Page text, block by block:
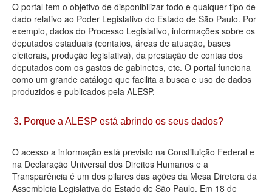
Agenda
Perguntas frequentes
Contato
O portal tem o objetivo de disponibilizar todo e qualquer tipo de
dado relativo ao Poder Legislativo do Estado de São Paulo. Por
exemplo, dados do Processo Legislativo, informações sobre os
deputados estaduais (contatos, áreas de atuação, bases
eleitorais, produção legislativa), da prestação de contas dos
deputados com os gastos de gabinetes, etc. O portal funciona
como um grande catálogo que facilita a busca e uso de dados
produzidos e publicados pela ALESP.
3. Porque a ALESP está abrindo os seus dados?
O acesso a informação está previsto na Constituição Federal e
na Declaração Universal dos Direitos Humanos e a
Transparência é um dos pilares das ações da Mesa Diretora da
Assembleia Legislativa do Estado de São Paulo. Em 18 de